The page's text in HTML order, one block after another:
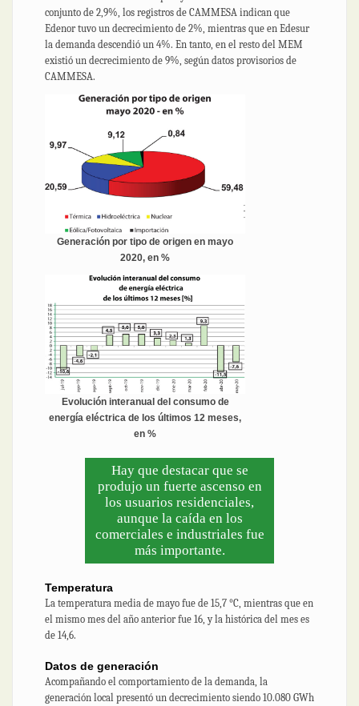
conjunto de 2,9%, los registros de CAMMESA indican que
Edenor tuvo un decrecimiento de 2%, mientras que en Edesur
la demanda descendió un 4%. En tanto, en el resto del MEM
existió un decrecimiento de 9%, según datos provisorios de
CAMMESA.
Generación por tipo de origen en mayo
2020, en %
Evolución interanual del consumo de
energía eléctrica de los últimos 12 meses,
en %
Hay que destacar que se
produjo un fuerte ascenso en
los usuarios residenciales,
aunque la caída en los
comerciales e industriales fue
más importante.
Temperatura
La temperatura media de mayo fue de 15,7 °C, mientras que en
el mismo mes del año anterior fue 16, y la histórica del mes es
de 14,6.
Datos de generación
Acompañando el comportamiento de la demanda, la
generación local presentó un decrecimiento siendo 10.080 GWh